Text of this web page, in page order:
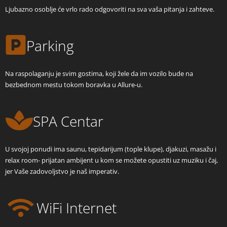
Ljubazno osoblje će vrlo rado odgovoriti na sva vaša pitanja i zahteve.
Parking
Na raspolaganju je svim gostima, koji žele da im vozilo bude na
bezbednom mestu tokom boravka u Allure-u.
SPA Centar
U svojoj ponudi ima saunu, tepidarijum (tople klupe), djakuzi, masažu i
relax room- prijatan ambijent u kom se možete opustiti uz muziku i čaj,
jer Vaše zadovoljstvo je naš imperativ.
WiFi Internet